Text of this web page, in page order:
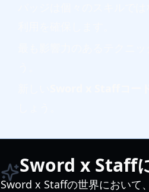
Sword x Staff
Sword x Staffの世界において、